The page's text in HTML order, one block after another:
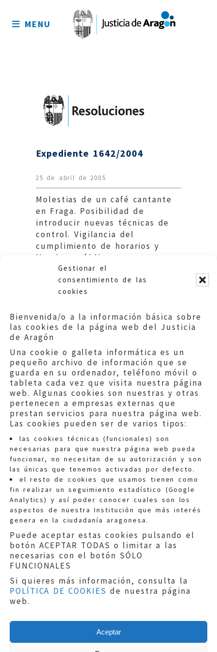
Gestionar el
consentimiento de las
cookies
Bienvenida/o a la información básica sobre
las cookies de la página web del Justicia
de Aragón
Una cookie o galleta informática es un
pequeño archivo de información que se
guarda en su ordenador, teléfono móvil o
tableta cada vez que visita nuestra página
web. Algunas cookies son nuestras y otras
pertenecen a empresas externas que
prestan servicios para nuestra página web.
Las cookies pueden ser de varios tipos:
las cookies técnicas (funcionales) son
necesarias para que nuestra página web pueda
funcionar, no necesitan de su autorización y son
las únicas que tenemos activadas por defecto.
el resto de cookies que usamos tienen como
fin realizar un seguimiento estadístico (Google
Analytics) y así poder conocer cuales son los
aspectos de nuestra Institución que más interés
genera en la ciudadanía aragonesa.
Puede aceptar estas cookies pulsando el
botón ACEPTAR TODAS o limitar a las
necesarias con el botón SÓLO
FUNCIONALES
Si quieres más información, consulta la
POLÍTICA DE COOKIES de nuestra página
web.
Aceptar
sitio
MENU
Expediente 1642/2004
25 de abril de 2005
Molestias de un café cantante
en Fraga. Posibilidad de
introducir nuevas técnicas de
control. Vigilancia del
cumplimiento de horarios y
limpieza pública.
Ayuntamiento de Fraga.
Quejas:quejas@eljusticiadearagon.es
Información general:
informacion@eljusticiadearagon.es
Teléfonos:900 210 210/
Aviso legal|Política de privacidad|
Protección de Datos
Política de cookies
Copyright © 2019El Justicia de Aragón|